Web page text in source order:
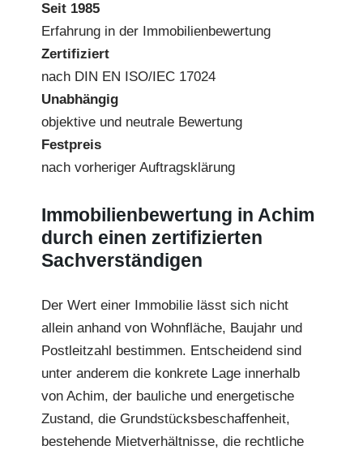
Seit 1985
Erfahrung in der Immobilienbewertung
Zertifiziert
nach DIN EN ISO/IEC 17024
Unabhängig
objektive und neutrale Bewertung
Festpreis
nach vorheriger Auftragsklärung
Immobilienbewertung in Achim
durch einen zertifizierten
Sachverständigen
Der Wert einer Immobilie lässt sich nicht
allein anhand von Wohnfläche, Baujahr und
Postleitzahl bestimmen. Entscheidend sind
unter anderem die konkrete Lage innerhalb
von Achim, der bauliche und energetische
Zustand, die Grundstücksbeschaffenheit,
bestehende Mietverhältnisse, die rechtliche